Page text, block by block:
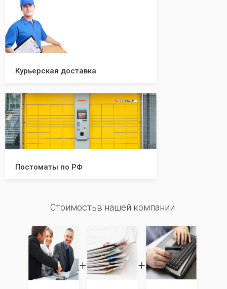
Курьерская доставка
Постоматы по РФ
Стоимостьв нашей компании